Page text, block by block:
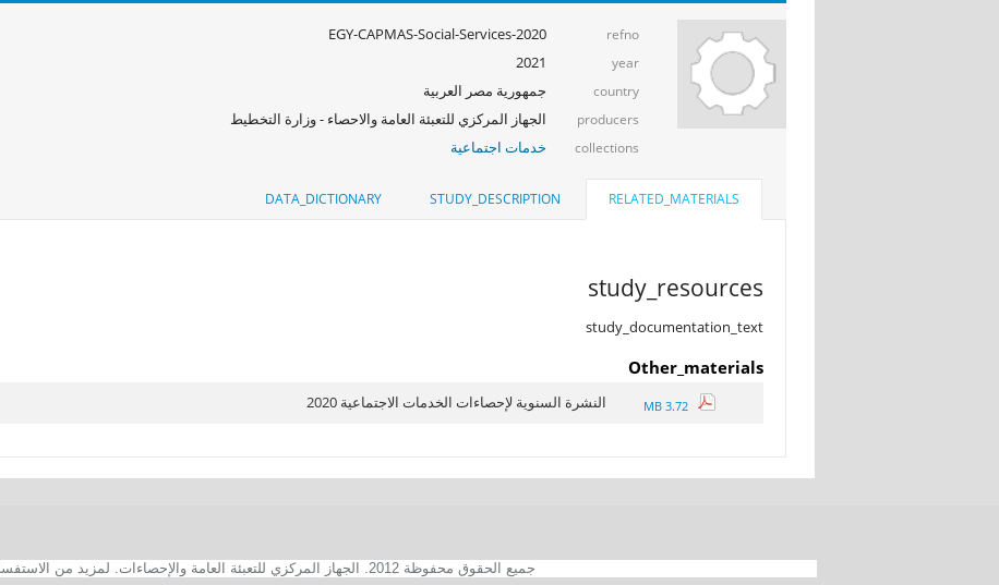
refno
EGY-CAPMAS-Social-Services-2020
year
2021
country جمهورية مصر العربية
producers الجهاز المركزي للتعبئة العامة والاحصاء - وزارة التخطيط
collections خدمات اجتماعية
RELATED_MATERIALS
STUDY_DESCRIPTION
DATA_DICTIONARY
study_resources
study_documentation_text
Other_materials
النشرة السنوية لإحصاءات الخدمات الاجتماعية 2020 3.72 MB
جميع الحقوق محفوظة 2012. الجهاز المركزي للتعبئة العامة والإحصاءات. لمزيد من الاستفسارات الفنية بخصوص الصفحة الالكترونية